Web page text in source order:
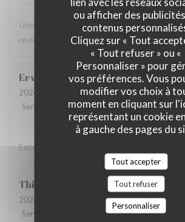
ou afficher des
contenus
Cliquez sur « Tout
« Tout refuser » ou «
Personnaliser » pour
vos préférences. Vous
modifier vos choix à
moment en cliquant sur
représentant un cookie
à gauche des pages du
Tout accepter
Tout refuser
Personnaliser
Une viande excellente et un accueil
reviendrons avec grand plaisir.
Erwan
2026-04-03
- 13:00 - Couverts 2
Service
Ambiance: 5/5 Cuisine:5/5
Excellent
Thierry
2026-03-28
- 18:30 - Couverts 2
Service
:5/5 Cuisine:5/5